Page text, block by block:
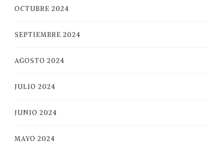
OCTUBRE 2024
SEPTIEMBRE 2024
AGOSTO 2024
JULIO 2024
JUNIO 2024
MAYO 2024